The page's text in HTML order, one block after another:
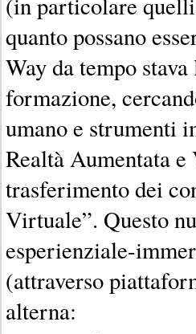
quanto possano
Way da tempo
formazione,
umano e strumenti
Realtà Aumentata
trasferimento dei
Virtuale”. Questo
esperienziale-
(attraverso
alterna: